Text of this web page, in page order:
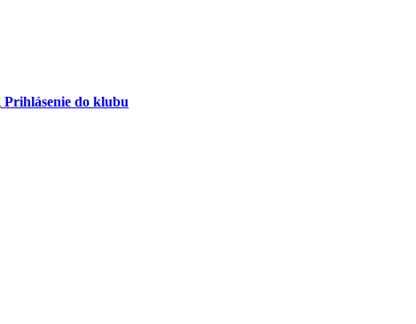
Prihlásenie do klubu